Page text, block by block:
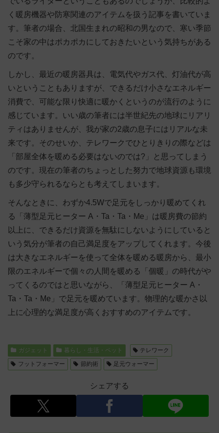
く暖房機器や防寒関連のアイテムを扱う記事を書いていま
す。筆者の場合、北国生まれの昭和の男なので、寒い季節
こそ家の中はポカポカにしておきたいという気持ちがある
のです。
しかし、最近の暖房器具は、電気代やガス代、灯油代が高
いということもありますが、できるだけ小さなエネルギー
消費で、可能な限り快適に暖かくというのが流行のように
感じています。いい歳の筆者には半世紀先の地球にリアリ
ティはありませんが、我が家の2歳の息子にはリアルな未
来です。そのせいか、テレワークでひとりきりの際などは
「部屋全体を暖める必要はないのでは?」と思ってしまう
のです。現在の筆者のちょっとした努力で地球資源も環境
も多少守られるならとも考えてしまいます。
そんなときに、わずか4.5Wで足元をしっかり暖めてくれ
る「薄型足元ヒーター A・Ta・Ta・Me」は暖房費の節約
以上に、できるだけ資源を無駄にしないようにしていると
いう気分が筆者の自己満足度をアップしてくれます。今後
は大きなエネルギーを使って全体を暖める暖房から、最小
限のエネルギーで個々の人間を暖める「個暖」の時代がや
ってくるのではと思いながら、「薄型足元ヒーター A・
Ta・Ta・Me」で足元を暖めています。物理的な暖かさ以
上に心理的な満足度が高くおすすめのアイテムです。
ガジェット 暮らし・生活・ペット
テレワーク
フットフォーマー
節約術 足元ウォーマー
シェアする